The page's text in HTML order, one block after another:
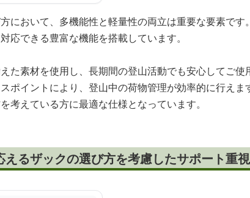
において、多機能性と軽量性の両立は重要な要素です
応できる豊富な機能を搭載しています。
た素材を使用し、長期間の登山活動でも安心してご使
ポイントにより、登山中の荷物管理が効率的に行えま
考えている方に最適な仕様となっています。
るザックの選び方を考慮したサポート重